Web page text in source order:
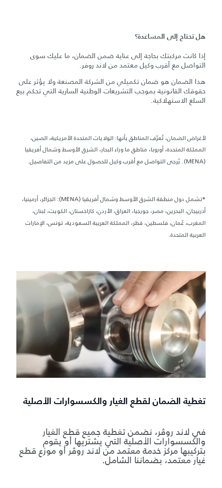
هل تحتاج إلى المساعدة؟
إذا كانت مركبتك بحاجة إلى عناية ضمن الضمان، ما عليك سوى
التواصل مع أقرب وكيل معتمد من لاند روفر.
هذا الضمان هو ضمان تكميلي من الشركة المصنعة ولا يؤثر على
حقوقك القانونية بموجب التشريعات الوطنية السارية التي تحكم بيع
السلع الاستهلاكية.
لأغراض الضمان، تُعرّف المناطق بأنها: الولايات المتحدة الأمريكية، الصين،
المملكة المتحدة، أوروبا، مناطق ما وراء البحار، الشرق الأوسط وشمال أفريقيا
(MENA). يُرجى التواصل مع أقرب وكيل للحصول على مزيد من التفاصيل.
*
تشمل دول منطقة الشرق الأوسط وشمال أفريقيا (MENA): الجزائر، أرمينيا،
أذربيجان، البحرين، مصر، جورجيا، العراق، الأردن، كازاخستان، الكويت، لبنان،
المغرب، عُمان، فلسطين، قطر، المملكة العربية السعودية، تونس، الإمارات
العربية المتحدة.
تغطية الضمان لقطع الغيار والكسسوارات الأصلية
في لاند روڤر، نضمن تغطية جميع قطع الغيار
والكسسوارات الأصلية التي يشتريها أو يقوم
بتركيبها مركز خدمة معتمد من لاند روڤر أو موزع قطع
غيار معتمد، بضماننا الشامل.